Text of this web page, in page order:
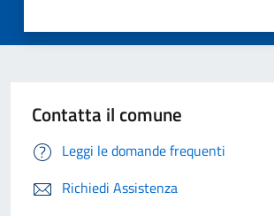
Contatta il comune
Leggi le domande frequenti
Richiedi Assistenza